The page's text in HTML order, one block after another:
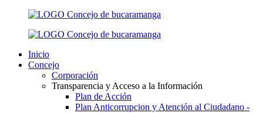
Inicio
Concejo
Corporación
Transparencia y Acceso a la Información
Plan de Acción
Plan Anticorrupcion y Atención al Ciudadano -